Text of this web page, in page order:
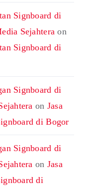
Signboard di
Sejahtera on
Signboard di
Signboard di
on Jasa
di Bogor
Signboard di
on Jasa
di